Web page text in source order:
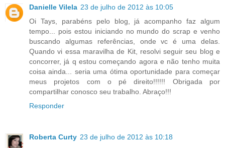
Danielle Vilela 23 de julho de 2012 às 10:05
Oi Tays, parabéns pelo blog, já acompanho faz algum
tempo... pois estou iniciando no mundo do scrap e venho
buscando algumas referências, onde vc é uma delas.
Quando vi essa maravilha de Kit, resolvi seguir seu blog e
concorrer, já q estou começando agora e não tenho muita
coisa ainda... seria uma ótima oportunidade para começar
meus projetos com o pé direito!!!!!! Obrigada por
compartilhar conosco seu trabalho. Abraço!!!
Responder
Roberta Curty 23 de julho de 2012 às 10:18